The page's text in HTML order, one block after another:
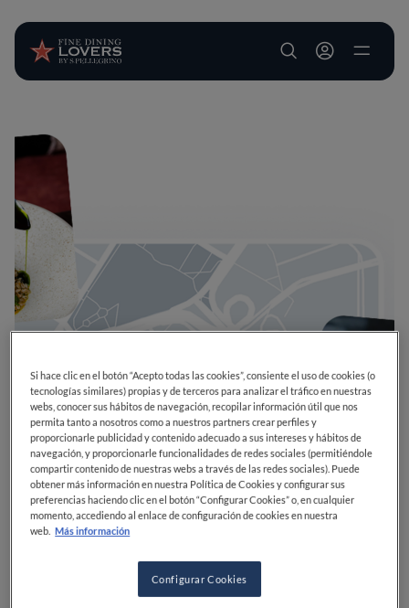
User account
Si hace clic en el botón “Acepto todas las cookies”, consiente el uso de cookies (o
tecnologías similares) propias y de terceros para analizar el tráfico en nuestras
webs, conocer sus hábitos de navegación, recopilar información útil que nos
permita tanto a nosotros como a nuestros partners crear perfiles y
proporcionarle publicidad y contenido adecuado a sus intereses y hábitos de
navegación, y proporcionarle funcionalidades de redes sociales (permitiéndole
compartir contenido de nuestras webs a través de las redes sociales). Puede
obtener más información en nuestra Política de Cookies y configurar sus
preferencias haciendo clic en el botón “Configurar Cookies” o, en cualquier
momento, accediendo al enlace de configuración de cookies en nuestra
web. Más información
Configurar Cookies